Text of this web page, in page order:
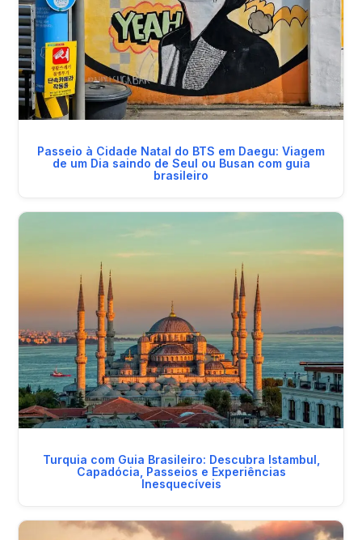
Passeio à Cidade Natal do BTS em Daegu: Viagem
de um Dia saindo de Seul ou Busan com guia
brasileiro
Turquia com Guia Brasileiro: Descubra Istambul,
Capadócia, Passeios e Experiências
Inesquecíveis